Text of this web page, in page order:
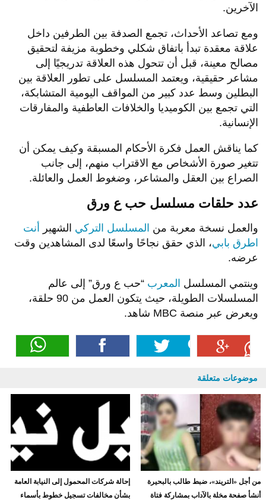
الآخرين.
ومع تصاعد الأحداث، تجمع الصدفة بين الطرفين داخل
علاقة معقدة تبدأ باتفاق شكلي وخطوبة مزيفة لتحقيق
مصالح معينة، قبل أن تتحول هذه العلاقة تدريجيًا إلى
مشاعر حقيقية، ويعتمد المسلسل على تطور العلاقة بين
البطلين وسط عدد كبير من المواقف اليومية المتشابكة،
التي تجمع بين الكوميديا والخلافات العاطفية والمفارقات
الإنسانية.
كما يناقش العمل فكرة الأحكام المسبقة وكيف يمكن أن
تتغير صورة الأشخاص مع الاقتراب منهم، إلى جانب
الصراع بين العقل والمشاعر، وضغوط العمل والعائلة.
عدد حلقات مسلسل حب ع ورق
والعمل نسخة معربة من المسلسل التركي الشهير
أنت
اطرق بابي، الذي حقق نجاحًا واسعًا لدى المشاهدين وقت
عرضه.
وينتمي المسلسل المعرب “حب ع ورق” إلى عالم
المسلسلات الطويلة، حيث يتكون العمل من 90 حلقة،
ويعرض عبر منصة MBC شاهد.
موضوعات متعلقة
من أجل «التريند»، ضبط طالب بالبحيرة
أنشأ صفحة مخلة بالآداب بمشاركة فتاة
إحالة شركات المحمول إلى النيابة العامة
بشأن مخالفات تسجيل خطوط بأسماء